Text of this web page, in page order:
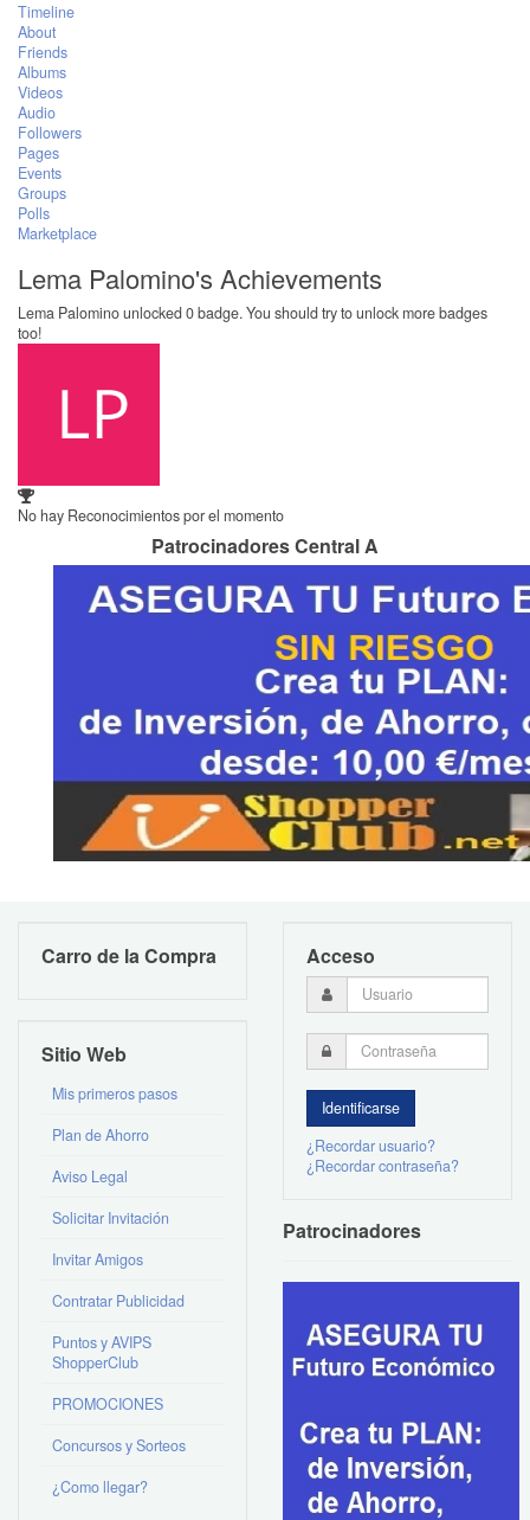
Timeline
About
Friends
Albums
Videos
Audio
Followers
Pages
Events
Groups
Polls
Marketplace
Lema Palomino's Achievements
Lema Palomino unlocked 0 badge. You should try to unlock more badges
too!
No hay Reconocimientos por el momento
Patrocinadores Central A
Carro de la Compra
Sitio Web
Mis primeros pasos
Plan de Ahorro
Aviso Legal
Solicitar Invitación
Invitar Amigos
Contratar Publicidad
Puntos y AVIPS
ShopperClub
PROMOCIONES
Concursos y Sorteos
¿Como llegar?
Acceso
¿Recordar usuario?
¿Recordar contraseña?
Patrocinadores